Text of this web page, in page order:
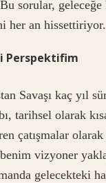
sorular, geleceğe
her an hissettiriyor.
Perspektifim
Savaşı kaç yıl
tarihsel olarak
çatışmalar
vizyoner
gelecekteki